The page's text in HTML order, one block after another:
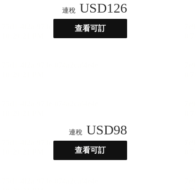
連稅 USD126
查看可訂
連稅 USD98
查看可訂